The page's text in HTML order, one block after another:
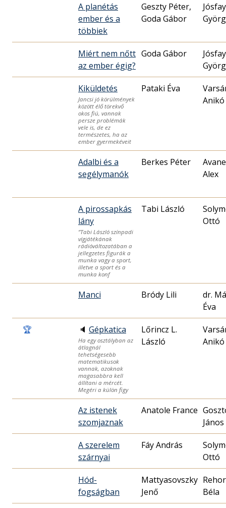
A planétás
ember és a
többiek
Geszty Péter,
Goda Gábor
Jósfay
Miért nem nőtt
az ember égig?
Goda Gábor
Jósfay
Kiküldetés
Jancsi jó körülmények
között élő törekvő
okos fiú, vannak
persze problémák
vele is, de ez
természetes, ha az
ember gyermekéveit
Pataki Éva
Anikó
Adalbi és a
segélymanók
Berkes Péter
Alex
A pirossapkás
lány
”Tabi László színpadi
vígjátékának
rádióváltozatában a
jellegzetes figurák a
munka vagy a sport,
illetve a sport és a
munka konf
Tabi László
Ottó
Manci Bródy Lili
dr.
Éva
🏆 🔈 Gépkatica
Ha egy osztályban az
átlagnál
tehetségesebb
matematikusok
vannak, azoknak
magasabbra kell
állítani a mércét.
Megéri a külön figy
Lőrincz L.
László
Anikó
Az istenek
szomjaznak
Anatole France
János
A szerelem
szárnyai
Fáy András
Ottó
Hód-
fogságban
Mattyasovszky
Jenő
Béla